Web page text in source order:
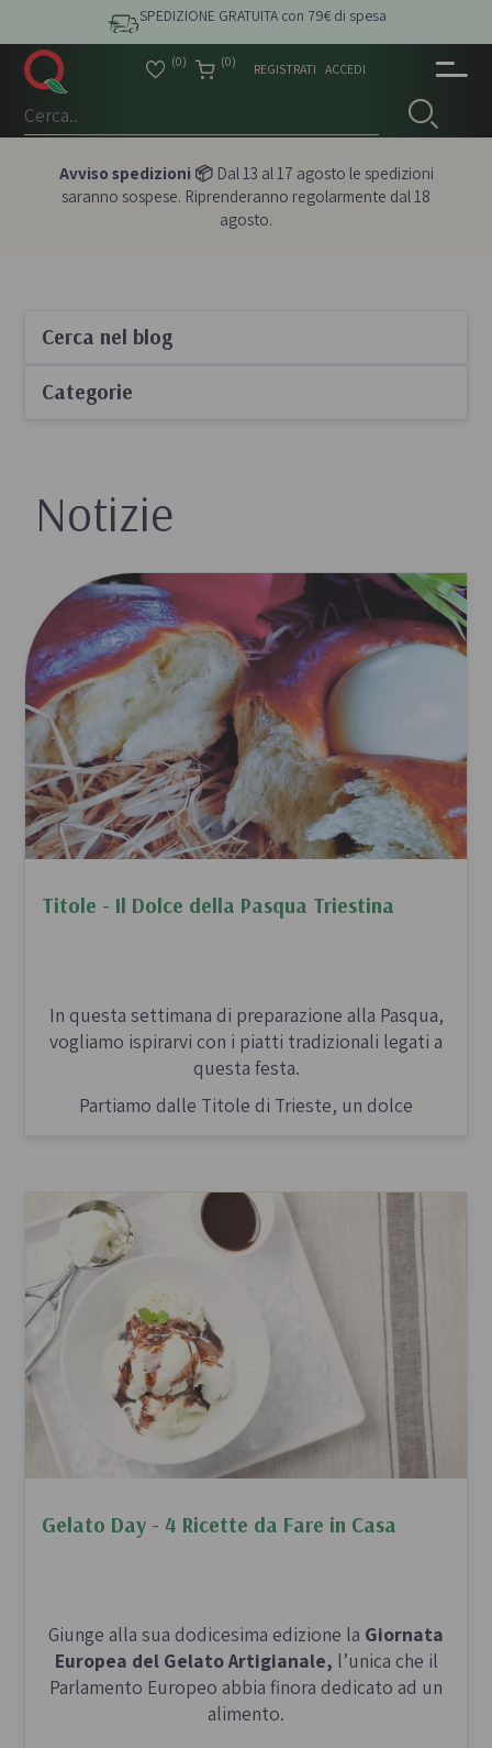
SPEDIZIONE GRATUITA con 79€ di spesa
(0) (0) REGISTRATI ACCEDI
Avviso spedizioni 📦Dal 13 al 17 agosto le spedizioni
saranno sospese. Riprenderanno regolarmente dal 18
agosto.
Cerca nel blog
Categorie
Notizie
Titole - Il Dolce della Pasqua Triestina
In questa settimana di preparazione alla Pasqua,
vogliamo ispirarvi con i piatti tradizionali legati a
questa festa.
Partiamo dalle Titole di Trieste, un dolce
Le Titole sono tra i dolci più rappresentativi della
Pasqua. La loro ricetta è antica e utilizza la pasta
lievitata che è la stessa della più famosa pinza. La
nella sua forma richiama la spugna
imbevuta di aceto data a Gesù dai soldati, mentre
Titolaè un pane a treccia dove, all'estremità,
viene incastonato un uovo colorato.
Secondo una tradizione presente sia nella cultura
cattolica che in quella greco e serbo ortodossa,
crocifissione, mentre le uova, spesso tinte di
Ingredienti per il lievitino(da preparare la sera
prima)
Gelato Day - 4 Ricette da Fare in Casa
Giunge alla sua dodicesima edizione la Giornata
Europea del Gelato Artigianale, l’unica che il
Parlamento Europeo abbia finora dedicato ad un
alimento.